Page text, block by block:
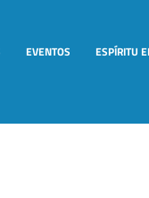
EVENTOS ESPÍRITU